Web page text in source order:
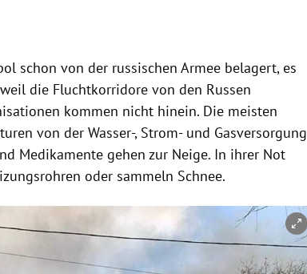
schon von der russischen Armee belagert, es
die Fluchtkorridore von den Russen
kommen nicht hinein. Die meisten
von der Wasser-, Strom- und Gasversorgung
Medikamente gehen zur Neige. In ihrer Not
oder sammeln Schnee.